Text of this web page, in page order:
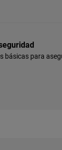
básicas para